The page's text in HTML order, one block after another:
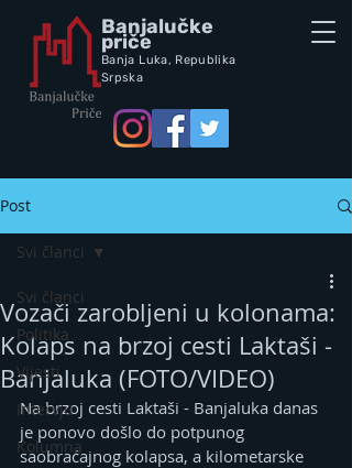
Banjalučke
priče
Banja Luka, Republika
Srpska
Post
Svi članci
Politika
Vijesti
Intervju
Kolumna
Svi članci
Vozači zarobljeni u kolonama:
Kolaps na brzoj cesti Laktaši -
Banjaluka (FOTO/VIDEO)
Na brzoj cesti Laktaši - Banjaluka danas
je ponovo došlo do potpunog
saobraćajnog kolapsa, a kilometarske